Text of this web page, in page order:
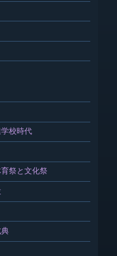
校時代
祭と文化祭